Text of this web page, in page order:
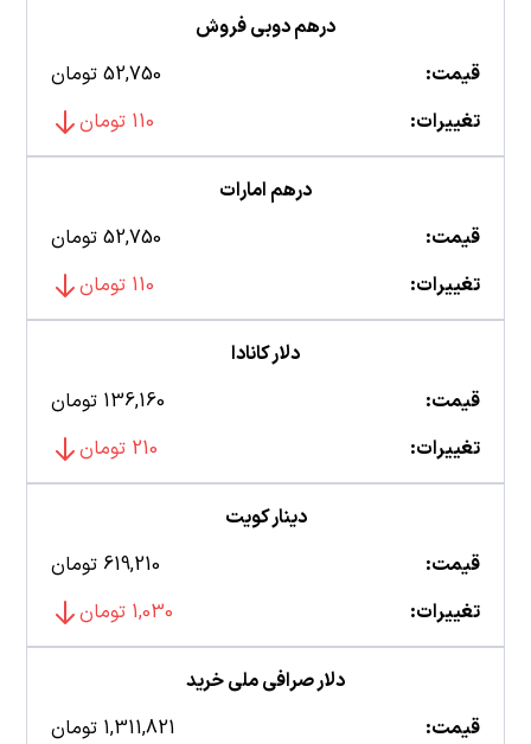
درهم دوبی فروش
قیمت:
52,750 تومان
تغییرات:
110 تومان
درهم امارات
قیمت:
52,750 تومان
تغییرات:
110 تومان
دلار کانادا
قیمت:
136,160 تومان
تغییرات:
210 تومان
دینار کویت
قیمت:
619,210 تومان
تغییرات:
1,030 تومان
دلار صرافی ملی خرید
قیمت:
1,311,821 تومان